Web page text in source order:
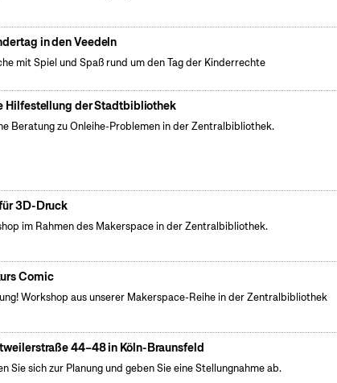
in den Veedeln
mit Spiel und Spaß rund um den Tag der Kinderrechte
Hilfestellung der Stadtbibliothek
Beratung zu Onleihe-Problemen in der Zentralbibliothek.
3D-Druck
im Rahmen des Makerspace in der Zentralbibliothek.
Comic
Workshop aus unserer Makerspace-Reihe in der Zentralbibliothek
44–48 in Köln-Braunsfeld
Sie sich zur Planung und geben Sie eine Stellungnahme ab.